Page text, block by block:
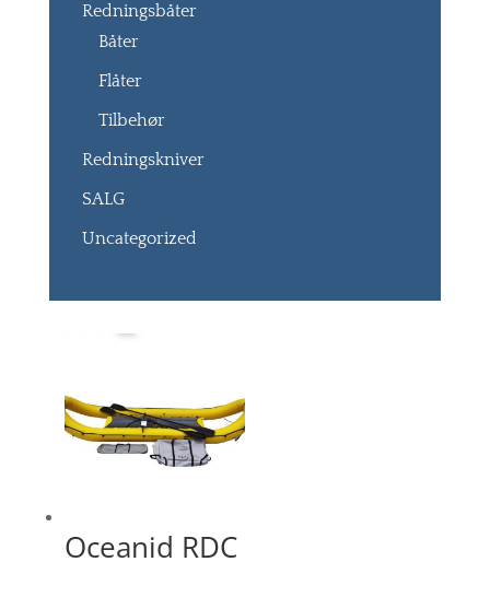
Redningsbåter
Båter
Flåter
Tilbehør
Redningskniver
SALG
Uncategorized
Oceanid RDC